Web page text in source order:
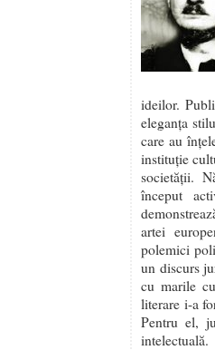
ideilor.
eleganța
care au
instituție
societății.
început
artei
polemici
un discurs
cu marile
literare i-a
Pentru el,
intelectuală.